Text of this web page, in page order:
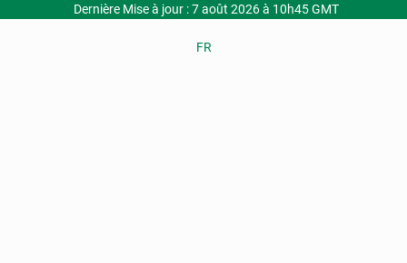
Dernière Mise à jour : 7 août 2026 à 10h45 GMT
FR